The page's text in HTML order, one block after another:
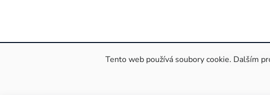
Tento web používá soubory cookie. Dalším
Pravidla